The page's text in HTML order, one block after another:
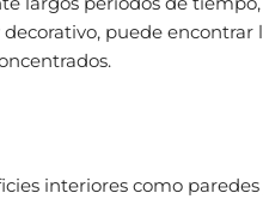
puede encontrar
interiores como paredes